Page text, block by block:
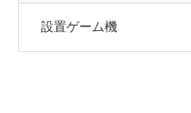
設置ゲーム機